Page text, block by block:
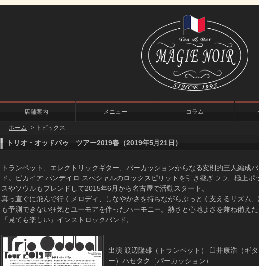
店舗案内 メニュー コラム
ホーム > トピックス
トリオ・オッドバゥ ツアー2019春（2019年5月21日）
トランペット、エレクトリックギター、パーカッションからなる変則的三人編成バ
ド。ピカイア パンデイロ スペシャルのロックスピリットを引き継ぎつつ、極上ポ
スやソウルもブレンドして2015年6月から名古屋で活動スタート。
真っ直ぐに飛んで行くメロディ、しなやかさを持ちながらぶっとく支えるリズム
も予測できない狂気とユーモアを伴ったハーモニー。熱さと心地よさを兼ね備えた
「見ても楽しい」インストロックバンド。
出演 渡辺隆雄（トランペット） 臼井康浩（ギタ
ー）ハセタク（パーカッション）